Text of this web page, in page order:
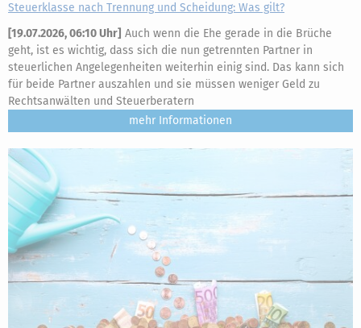
Steuerklasse nach Trennung und Scheidung: Was gilt?
[19.07.2026, 06:10 Uhr] Auch wenn die Ehe gerade in die Brüche
geht, ist es wichtig, dass sich die nun getrennten Partner in
steuerlichen Angelegenheiten weiterhin einig sind. Das kann sich
für beide Partner auszahlen und sie müssen weniger Geld zu
Rechtsanwälten und Steuerberatern
mehr